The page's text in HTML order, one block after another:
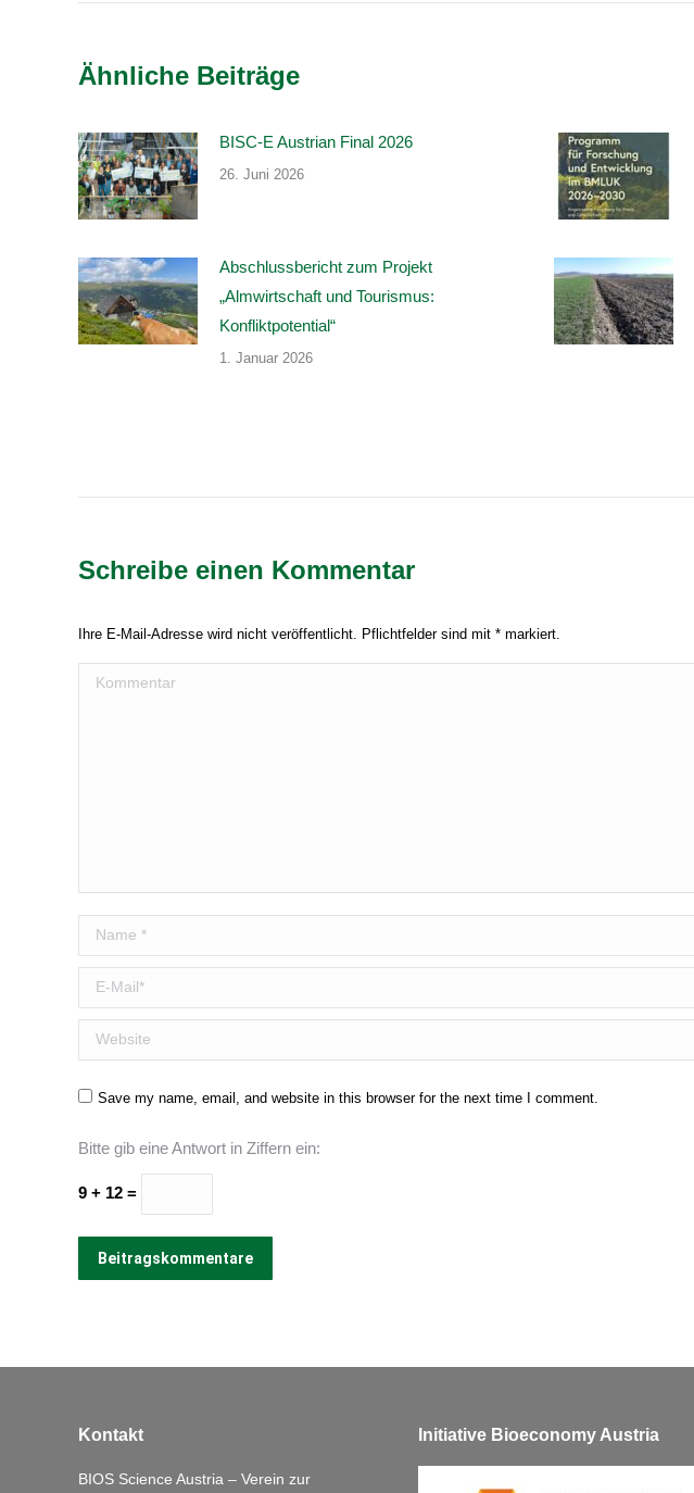
Ähnliche Beiträge
BISC-E Austrian Final 2026
26. Juni 2026
Abschlussbericht zum Projekt
„Almwirtschaft und Tourismus:
Konfliktpotential“
1. Januar 2026
Schreibe einen Kommentar
Ihre E-Mail-Adresse wird nicht veröffentlicht. Pflichtfelder sind mit * markiert.
Kommentar
Name *
E-Mail *
Website
Save my name, email, and website in this browser for the next time I comment.
Bitte gib eine Antwort in Ziffern ein:
9 + 12 =
Beitragskommentare
Kontakt
BIOS Science Austria – Verein zur
Initiative Bioeconomy Austria